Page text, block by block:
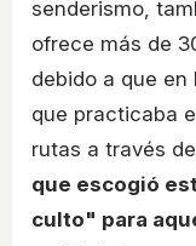
senderismo,
ofrece más de
debido a que
que practicaba
rutas a través
que escogió
culto" para